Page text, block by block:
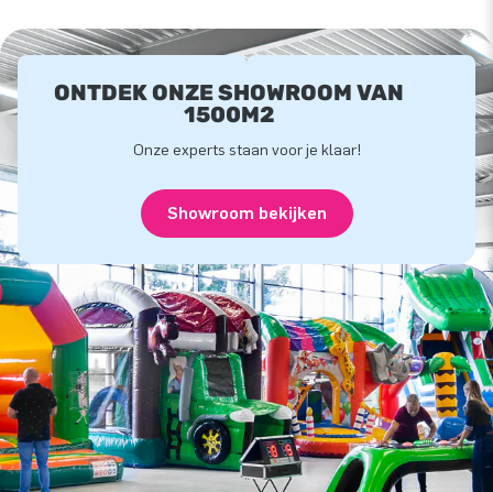
ONTDEK ONZE SHOWROOM VAN
1500M2
Onze experts staan voor je klaar!
Showroom bekijken